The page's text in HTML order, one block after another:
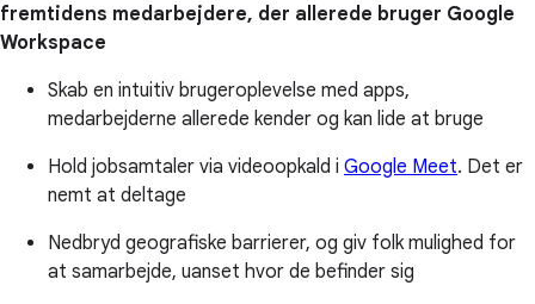
fremtidens medarbejdere, der allerede bruger Google
Workspace
Skab en intuitiv brugeroplevelse med apps,
medarbejderne allerede kender og kan lide at bruge
Hold jobsamtaler via videoopkald i Google Meet. Det er
nemt at deltage
Nedbryd geografiske barrierer, og giv folk mulighed for
at samarbejde, uanset hvor de befinder sig